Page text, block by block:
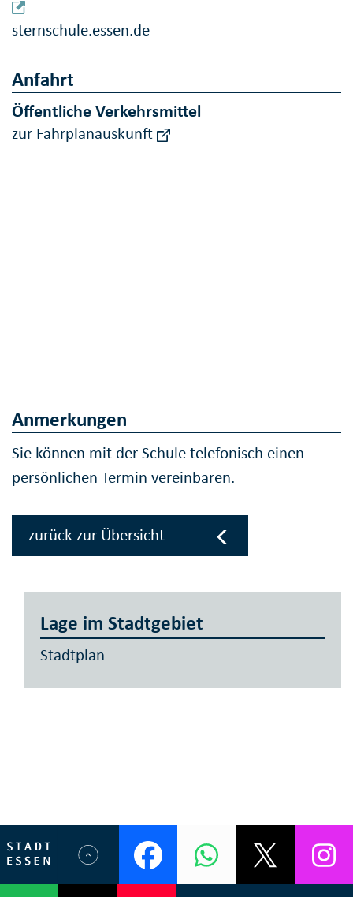
sternschule.essen.de
Anfahrt
Öffentliche Verkehrsmittel
zur Fahrplanauskunft
Anmerkungen
Sie können mit der Schule telefonisch einen
persönlichen Termin vereinbaren.
zurück zur Übersicht
Lage im Stadtgebiet
Stadtplan